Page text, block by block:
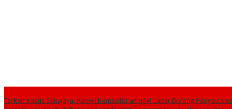
‎Terkait Kasus Sukajaya, Kanwil Kementerian HAM Jabar ‎Dorong